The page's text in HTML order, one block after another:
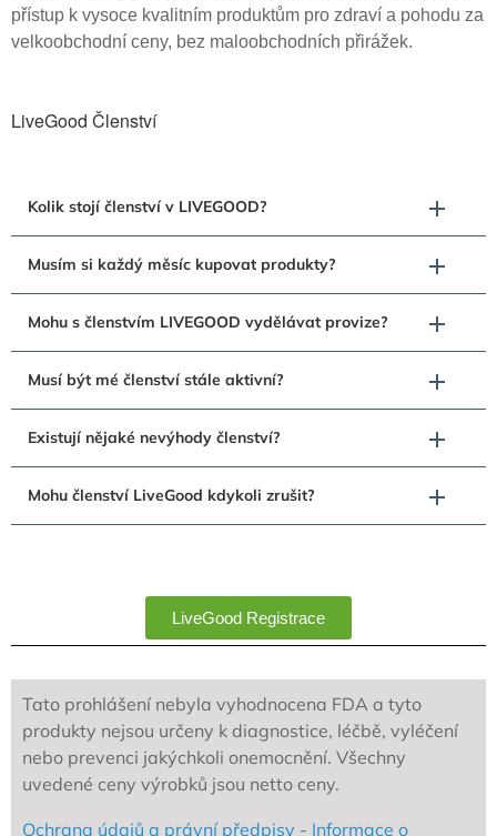
přístup k vysoce kvalitním produktům pro zdraví a pohodu za
velkoobchodní ceny, bez maloobchodních přirážek.
LiveGood Členství
Kolik stojí členství v LIVEGOOD?
Musím si každý měsíc kupovat produkty?
Mohu s členstvím LIVEGOOD vydělávat provize?
Musí být mé členství stále aktivní?
Existují nějaké nevýhody členství?
Mohu členství LiveGood kdykoli zrušit?
LiveGood Registrace
Tato prohlášení nebyla vyhodnocena FDA a tyto
produkty nejsou určeny k diagnostice, léčbě, vyléčení
nebo prevenci jakýchkoli onemocnění. Všechny
uvedené ceny výrobků jsou netto ceny.
Ochrana údajů a právní předpisy - Informace o